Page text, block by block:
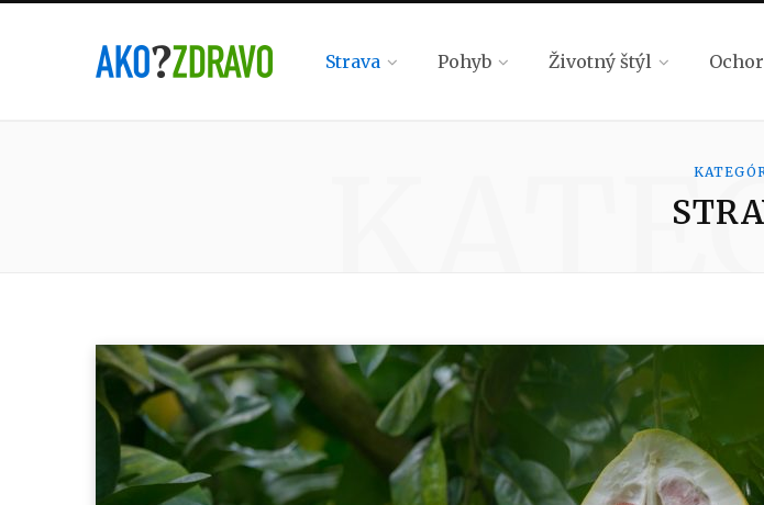
Strava Pohyb Životný štýl